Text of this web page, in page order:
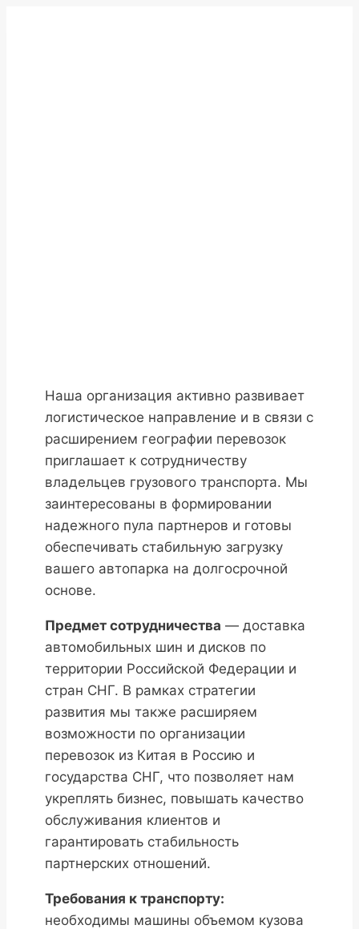
Наша организация активно развивает
логистическое направление и в связи с
расширением географии перевозок
приглашает к сотрудничеству
владельцев грузового транспорта. Мы
заинтересованы в формировании
надежного пула партнеров и готовы
обеспечивать стабильную загрузку
вашего автопарка на долгосрочной
основе.
Предмет сотрудничества — доставка
автомобильных шин и дисков по
территории Российской Федерации и
стран СНГ. В рамках стратегии
развития мы также расширяем
возможности по организации
перевозок из Китая в Россию и
государства СНГ, что позволяет нам
укреплять бизнес, повышать качество
обслуживания клиентов и
гарантировать стабильность
партнерских отношений.
Требования к транспорту:
необходимы машины объемом кузова